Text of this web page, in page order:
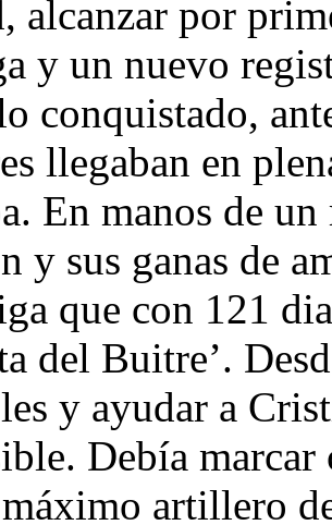
alcanzar por
y un nuevo
conquistado,
llegaban en
En manos de
y sus ganas de
que con 121
del Buitre’.
y ayudar a
Debía marcar
artillero